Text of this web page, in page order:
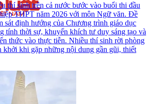
thí sinh trên cả nước bước vào buổi thi đầu
THPT năm 2026 với môn Ngữ văn. Đề
sát định hướng của Chương trình giáo dục
tính thời sự, khuyến khích tư duy sáng tạo và
thức vào thực tiễn. Nhiều thí sinh rời phòng
khởi khi gặp những nội dung gần gũi, thiết